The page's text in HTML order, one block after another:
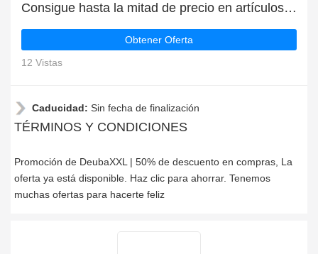
Consigue hasta la mitad de precio en artículos de rebajas
Obtener Oferta
12 Vistas
Caducidad: Sin fecha de finalización
TÉRMINOS Y CONDICIONES
Promoción de DeubaXXL | 50% de descuento en compras, La
oferta ya está disponible. Haz clic para ahorrar. Tenemos
muchas ofertas para hacerte feliz